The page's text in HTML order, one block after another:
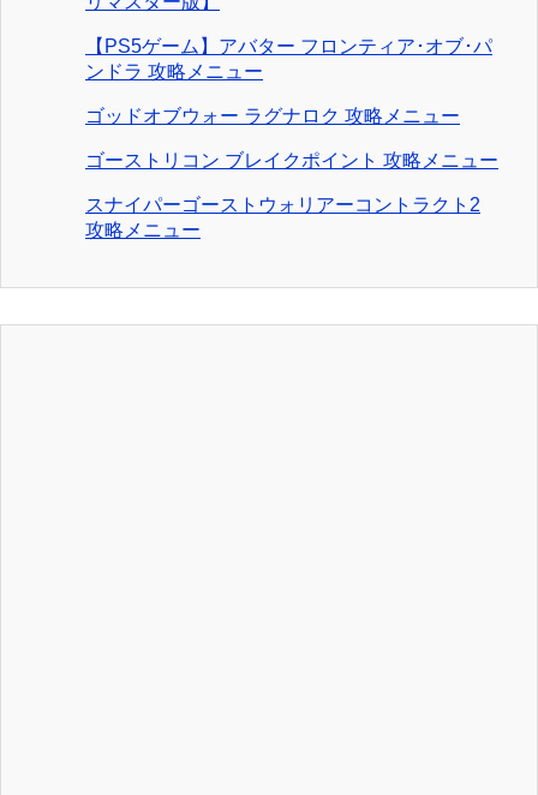
【PS5ゲーム】アバター フロンティア･オブ･パ
ンドラ 攻略メニュー
ゴッドオブウォー ラグナロク 攻略メニュー
ゴーストリコン ブレイクポイント 攻略メニュー
スナイパーゴーストウォリアーコントラクト2
攻略メニュー